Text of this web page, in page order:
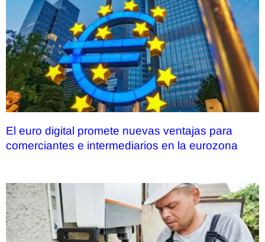
El euro digital promete nuevas ventajas para
comerciantes e intermediarios en la eurozona